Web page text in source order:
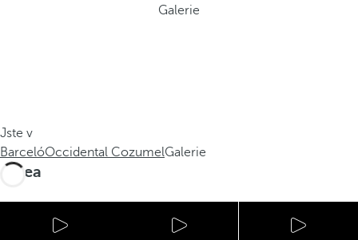
Galerie
Jste v
BarcelóOccidental CozumelGalerie
Videa